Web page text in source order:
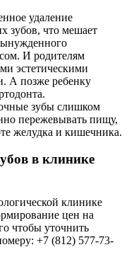
удаление
зубов, что мешает
И родителям
эстетическими
А позже ребенку
зубы слишком
пережевывать пищу,
желудка и кишечника.
в клинике
клинике
цен на
чтобы уточнить
+7 (812) 577-73-